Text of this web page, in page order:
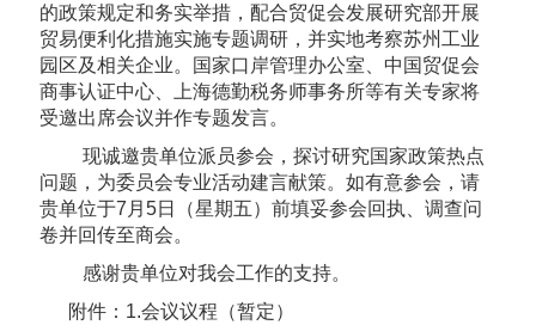
的政策规定和务实举措，配合贸促会发展研究部开展
贸易便利化措施实施专题调研，并实地考察苏州工业
园区及相关企业。国家口岸管理办公室、中国贸促会
商事认证中心、上海德勤税务师事务所等有关专家将
受邀出席会议并作专题发言。
现诚邀贵单位派员参会，探讨研究国家政策热点
问题，为委员会专业活动建言献策。如有意参会，请
贵单位于7月5日（星期五）前填妥参会回执、调查问
卷并回传至商会。
感谢贵单位对我会工作的支持。
附件：1.会议议程（暂定）